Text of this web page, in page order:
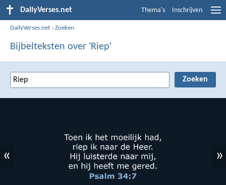
DailyVerses.net Thema's Inschrijven
DailyVerses.net ›Zoeken
Bijbelteksten over 'Riep'
« »